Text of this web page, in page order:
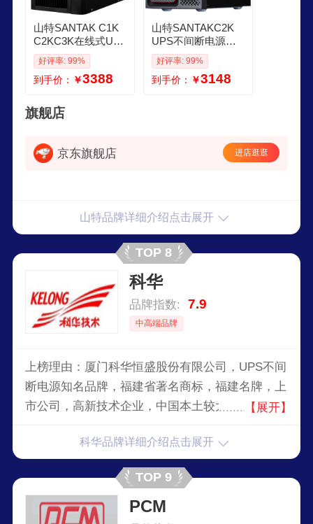
山特SANTAK C1K
C2KC3K在线式UP
S不间断电源服务器
机房电脑稳压后备
电源 C3KG7 3000V
好评率: 99%
到手价： ￥3388
山特SANTAKC2K
UPS不间断电源在
线式稳压 2000VA20
00W服务器电脑机
房内置电池一体机
好评率: 99%
到手价： ￥3148
旗舰店
京东旗舰店 进店逛逛
山特品牌详细介绍点击展开
TOP 8
科华
品牌指数: 7.9
中高端品牌
上榜理由：厦门科华恒盛股份有限公司，UPS不间
断电源知名品牌，福建省著名商标，福建名牌，上
市公司，高新技术企业，中国本土较大的高端UPS
心，致力于打造生态型能源互联网企业。
【展开】
科华品牌详细介绍点击展开
TOP 9
PCM